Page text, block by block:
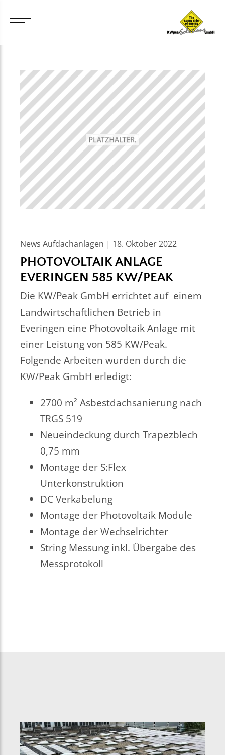
News Aufdachanlagen | 18. Oktober 2022
PHOTOVOLTAIK ANLAGE
EVERINGEN 585 KW/PEAK
Die KW/Peak GmbH errichtet auf einem
Landwirtschaftlichen Betrieb in
Everingen eine Photovoltaik Anlage mit
einer Leistung von 585 KW/Peak.
Folgende Arbeiten wurden durch die
KW/Peak GmbH erledigt:
2700 m² Asbestdachsanierung nach
TRGS 519
Neueindeckung durch Trapezblech
0,75 mm
Montage der S:Flex
Unterkonstruktion
DC Verkabelung
Montage der Photovoltaik Module
Montage der Wechselrichter
String Messung inkl. Übergabe des
Messprotokoll